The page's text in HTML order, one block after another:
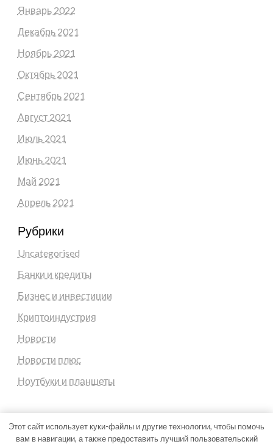
Январь 2022
Декабрь 2021
Ноябрь 2021
Октябрь 2021
Сентябрь 2021
Август 2021
Июль 2021
Июнь 2021
Май 2021
Апрель 2021
Рубрики
Uncategorised
Банки и кредиты
Бизнес и инвестиции
Криптоиндустрия
Новости
Новости плюс
Ноутбуки и планшеты
Этот сайт использует куки-файлы и другие технологии, чтобы помочь
вам в навигации, а также предоставить лучший пользовательский